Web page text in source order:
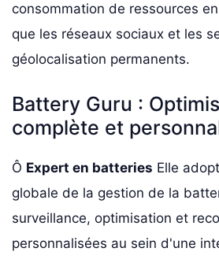
consommation de ressources
que les réseaux sociaux et les
géolocalisation permanents.
Battery Guru :
complète et
Ô Expert en batteries Elle
globale de la gestion de la
surveillance, optimisation et
personnalisées au sein d'une